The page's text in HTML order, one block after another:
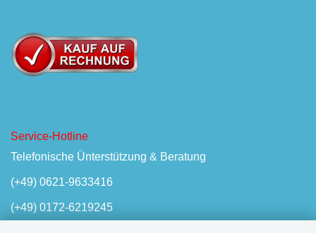
Service-Hotline
Telefonische Ünterstützung & Beratung
(+49) 0621-9633416
(+49) 0172-6219245